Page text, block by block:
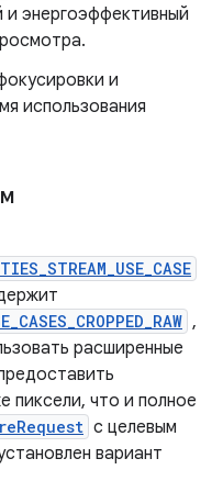
энергоэффективный
и
использования
,
расширенные
пиксели, что и полное
с целевым
вариант